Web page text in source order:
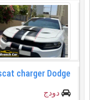
دودج